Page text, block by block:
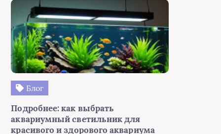
Блог
Подробнее: как выбрать
аквариумный светильник для
красивого и здорового аквариума